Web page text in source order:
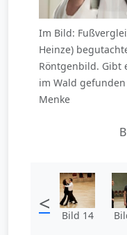
Im Bild:
Heinze)
Röntgenbild. Gibt
im Wald
Menke
< Bild 14